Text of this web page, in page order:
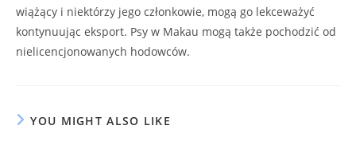
wiążący i niektórzy jego członkowie, mogą go lekceważyć
kontynuując eksport. Psy w Makau mogą także pochodzić od
nielicencjonowanych hodowców.
YOU MIGHT ALSO LIKE